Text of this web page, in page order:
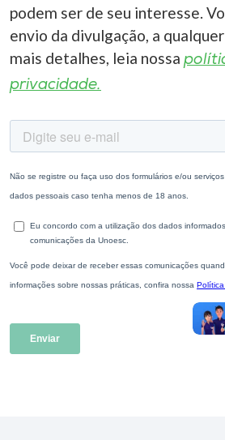
podem ser de seu interesse.
envio da divulgação, a
mais detalhes, leia nossa
privacidade.